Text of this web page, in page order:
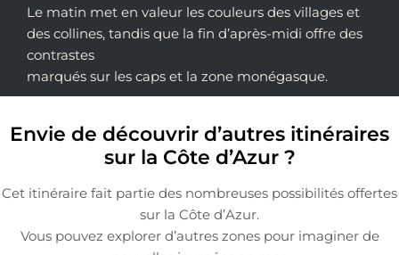
Le matin met en valeur les couleurs des villages et
des collines, tandis que la fin d’après-midi offre des
contrastes
marqués sur les caps et la zone monégasque.
Envie de découvrir d’autres itinéraires
sur la Côte d’Azur ?
Cet itinéraire fait partie des nombreuses possibilités offertes
sur la Côte d’Azur.
Vous pouvez explorer d’autres zones pour imaginer de